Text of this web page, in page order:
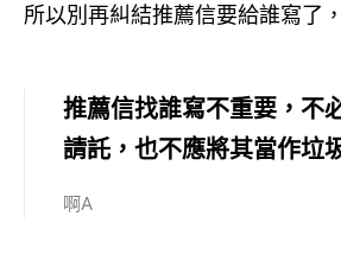
所以別再糾結推薦信要給誰寫了
推薦信找誰寫不重要，不
請託，也不應將其當作垃
啊A